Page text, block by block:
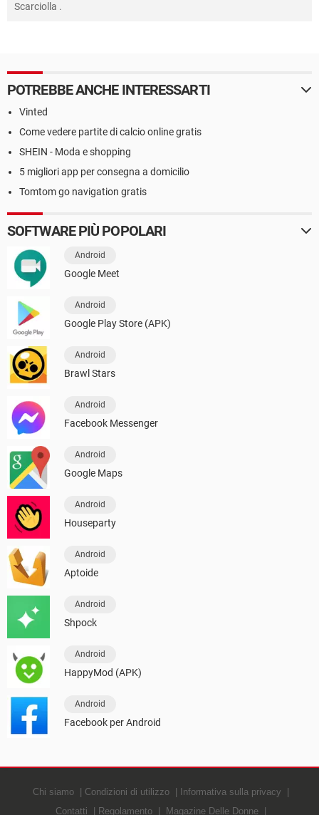
Scarciolla .
POTREBBE ANCHE INTERESSARTI
Vinted
Come vedere partite di calcio online gratis
SHEIN - Moda e shopping
5 migliori app per consegna a domicilio
Tomtom go navigation gratis
SOFTWARE PIÙ POPOLARI
Android
Google Meet
Android
Google Play Store (APK)
Android
Brawl Stars
Android
Facebook Messenger
Android
Google Maps
Android
Houseparty
Android
Aptoide
Android
Shpock
Android
HappyMod (APK)
Android
Facebook per Android
Chi siamo Condizioni di utilizzo
Informativa sulla privacy
Contatti
Regolamento Magazine Delle Donne